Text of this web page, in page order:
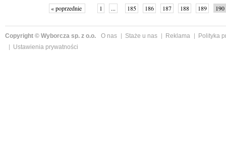
« poprzednie 1 ... 185 186 187 188 189 190
Copyright © Wyborcza sp. z o.o. O nas Staże u nas Reklama
Polityka
Ustawienia prywatności